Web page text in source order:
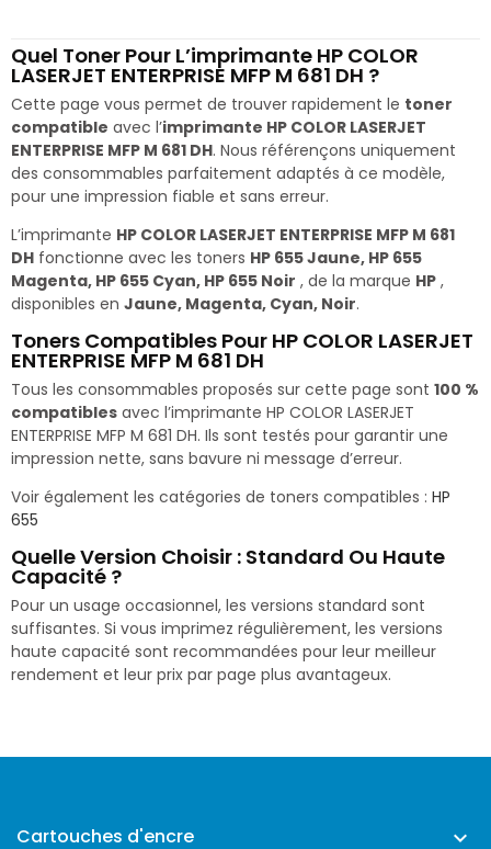
Quel Toner Pour L’imprimante HP COLOR
LASERJET ENTERPRISE MFP M 681 DH ?
Cette page vous permet de trouver rapidement le toner
compatible avec l’imprimante HP COLOR LASERJET
ENTERPRISE MFP M 681 DH. Nous référençons uniquement
des consommables parfaitement adaptés à ce modèle,
pour une impression fiable et sans erreur.
L’imprimante HP COLOR LASERJET ENTERPRISE MFP M 681
DH fonctionne avec les toners HP 655 Jaune, HP 655
Magenta, HP 655 Cyan, HP 655 Noir , de la marque HP ,
disponibles en Jaune, Magenta, Cyan, Noir.
Toners Compatibles Pour HP COLOR LASERJET
ENTERPRISE MFP M 681 DH
Tous les consommables proposés sur cette page sont 100 %
compatibles avec l’imprimante HP COLOR LASERJET
ENTERPRISE MFP M 681 DH. Ils sont testés pour garantir une
impression nette, sans bavure ni message d’erreur.
Voir également les catégories de toners compatibles : HP
655
Quelle Version Choisir : Standard Ou Haute
Capacité ?
Pour un usage occasionnel, les versions standard sont
suffisantes. Si vous imprimez régulièrement, les versions
haute capacité sont recommandées pour leur meilleur
rendement et leur prix par page plus avantageux.
Cartouches d'encre 